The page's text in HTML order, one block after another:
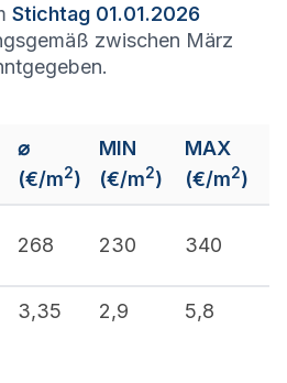
Stichtag 01.01.2026
zwischen März
⌀
(€/m2)
MIN
(€/m2)
MAX
(€/m2)
268 230 340
3,35 2,9 5,8